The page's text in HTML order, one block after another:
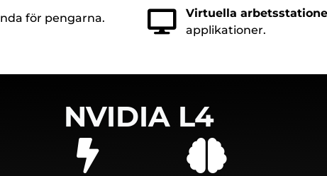
för pengarna.
Virtuella
applikationer.
NVIDIA L4